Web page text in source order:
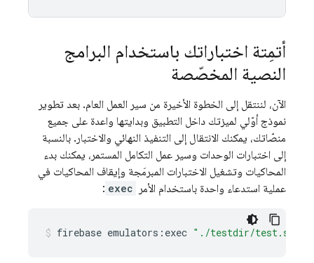
أتمِتة اختباراتك باستخدام البرامج
النصية المخصّصة
الآن، لننتقل إلى الخطوة الأخيرة من سير العمل العام. بعد تطوير
نموذج أوّلي لميزتك داخل التطبيق وبدايتها واعدة على جميع
منصّاتك، يمكنك الانتقال إلى التنفيذ النهائي والاختبار. بالنسبة
إلى اختبارات الوحدات وسير عمل التكامل المستمر، يمكنك بدء
المحاكيات وتشغيل الاختبارات المبرمَجة وإيقاف المحاكيات في
عملية استدعاء واحدة باستخدام الأمر
exec
:
firebase emulators:exec "./testdir/test.sh"